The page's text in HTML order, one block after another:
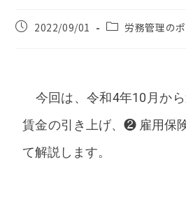
2022/09/01 労務管理の
今回は、令和4年10月か
賃金の引き上げ、❷ 雇用保
て解説します。